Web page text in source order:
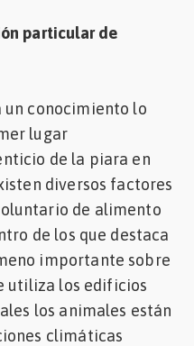
particular de
un conocimiento lo
lugar
de la piara en
diversos factores
de alimento
de los que destaca
importante sobre
utiliza los edificios
los animales están
climáticas